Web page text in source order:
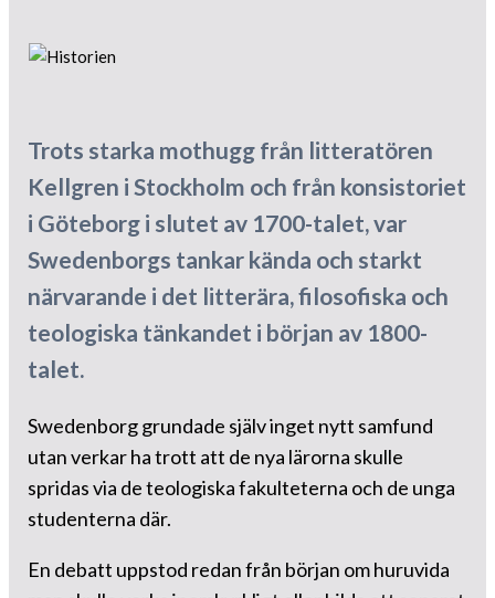
Trots starka mothugg från litteratören
Kellgren i Stockholm och från konsistoriet
i Göteborg i slutet av 1700-talet, var
Swedenborgs tankar kända och starkt
närvarande i det litterära, filosofiska och
teologiska tänkandet i början av 1800-
talet.
Swedenborg grundade själv inget nytt samfund
utan verkar ha trott att de nya lärorna skulle
spridas via de teologiska fakulteterna och de unga
studenterna där.
En debatt uppstod redan från början om huruvida